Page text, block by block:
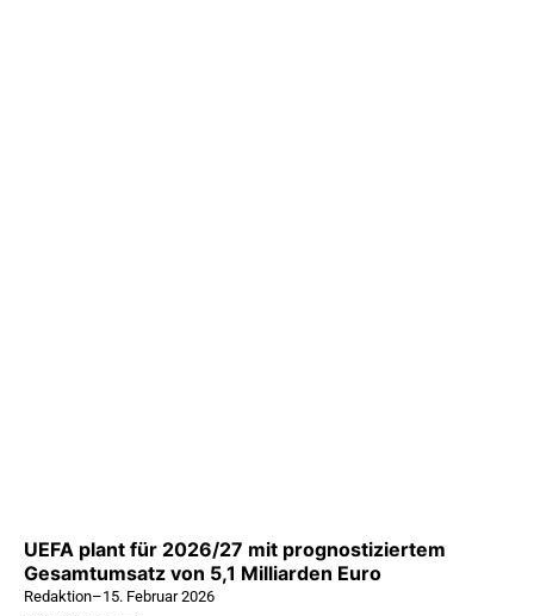
UEFA plant für 2026/27 mit prognostiziertem
Gesamtumsatz von 5,1 Milliarden Euro
Redaktion–15. Februar 2026